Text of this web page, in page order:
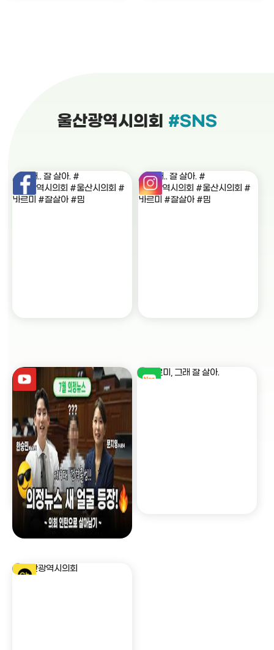
울산광역시의회 #SNS